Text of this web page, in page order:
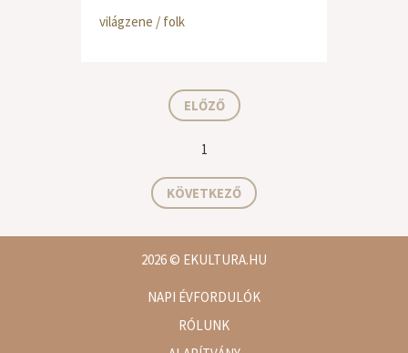
világzene / folk
ELŐZŐ
1
KÖVETKEZŐ
2026© EKULTURA.HU
NAPI ÉVFORDULÓK
RÓLUNK